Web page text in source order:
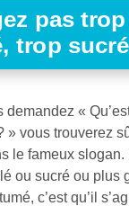
pas
trop sucré
demandez «
» vous trouverez
le fameux slogan.
ou sucré ou plus
c’est qu’il